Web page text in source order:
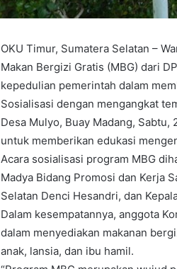
OKU Timur, Sumatera Selatan –
Makan Bergizi Gratis (MBG) dari
kepedulian pemerintah dalam
Sosialisasi dengan mengangkat
Desa Mulyo, Buay Madang,
untuk memberikan edukasi
Acara sosialisasi program MBG
Madya Bidang Promosi dan Kerja
Selatan Denci Hesandri, dan
Dalam kesempatannya, anggota
dalam menyediakan makanan
anak, lansia, dan ibu hamil.